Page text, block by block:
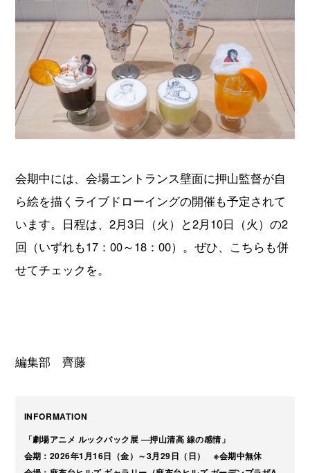
会期中には、会場エントランス壁面に押山監督が自
ら絵を描くライブドローイングの開催も予定されて
います。日程は、2月3日（火）と2月10日（火）の2
回（いずれも17：00～18：00）。ぜひ、こちらも併
せてチェックを。
編集部 齊藤
INFORMATION
「劇場アニメ ルックバック展 ―押山清高 線の感情」
会期：2026年1月16日（金）～3月29日（日） ※会期中無休